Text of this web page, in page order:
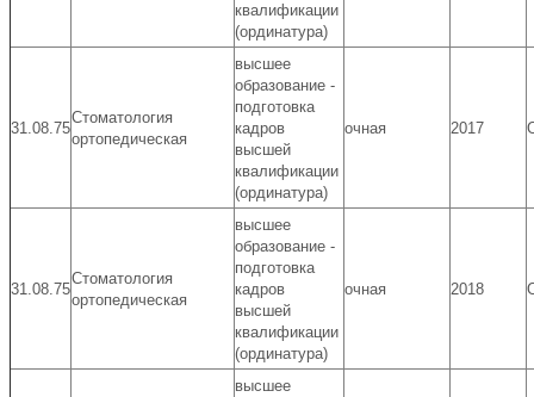
квалификации
(ординатура)
31.08.75
Стоматология
ортопедическая
высшее
образование -
подготовка
кадров
высшей
квалификации
(ординатура)
очная 2017
31.08.75
Стоматология
ортопедическая
высшее
образование -
подготовка
кадров
высшей
квалификации
(ординатура)
очная 2018
высшее